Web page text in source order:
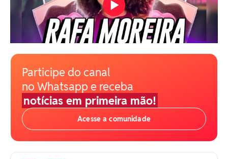
Participe do canal
no Whatsapp e receba
notícias em primeira mão!
Acesse a comunidade